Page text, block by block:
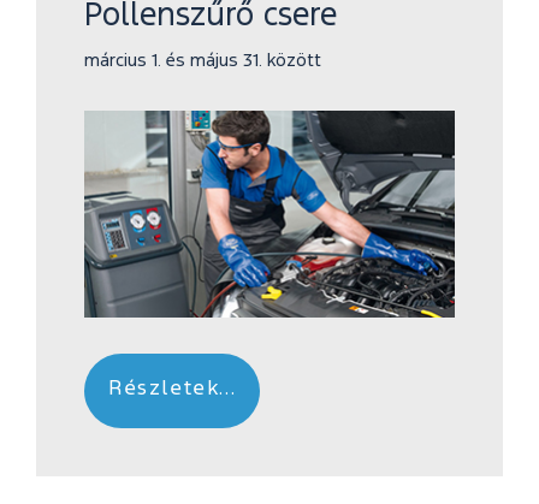
Pollenszűrő csere
március 1. és május 31. között
Részletek...